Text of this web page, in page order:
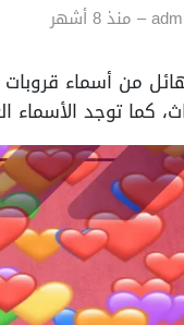
– منذ 8 أشهر
من أسماء قروبات
كما توجد